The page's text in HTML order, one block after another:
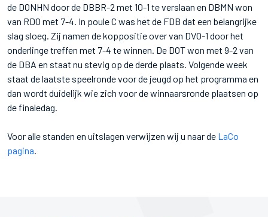
de DONHN door de DBBR-2 met 10-1 te verslaan en DBMN won
van RDO met 7-4. In poule C was het de FDB dat een belangrijke
slag sloeg. Zij namen de koppositie over van DVO-1 door het
onderlinge treffen met 7-4 te winnen. De DOT won met 9-2 van
de DBA en staat nu stevig op de derde plaats. Volgende week
staat de laatste speelronde voor de jeugd op het programma en
dan wordt duidelijk wie zich voor de winnaarsronde plaatsen op
de finaledag.
Voor alle standen en uitslagen verwijzen wij u naar de LaCo
pagina